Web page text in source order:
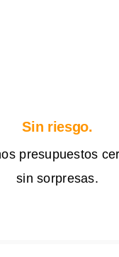
Sin riesgo.
presupuestos
sin sorpresas.